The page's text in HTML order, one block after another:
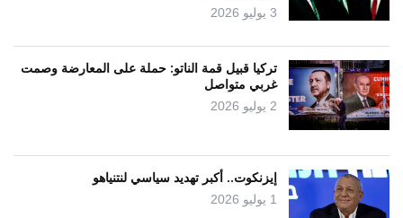
3 يوليو 2026
تركيا قبيل قمة الناتو: حملة على المعارضة وصمت
غربي متواصل
2 يوليو 2026
إيزنكوت.. أكبر تهديد سياسي لنتنياهو
1 يوليو 2026